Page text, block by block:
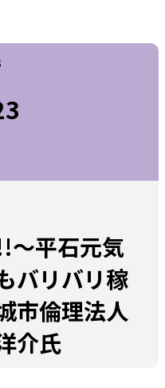
～平石元気
バリバリ稼
市倫理法人
介氏